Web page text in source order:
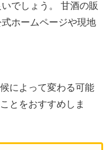
でしょう。 甘酒の販
ホームページや現地
によって変わる可能
とをおすすめしま